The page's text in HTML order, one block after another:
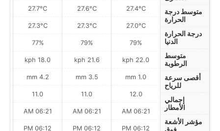
متوسط درجة
الحرارة
درجة الحرارة
الدنيا
متوسط
الرطوبة
أقصى سرعة
للرياح
إجمالي
الأمطار
مؤشر الأشعة
27.4°C
27.0°C
79%
22.0 kph
1.0 mm
12.0
06:21 AM
06:12 PM
27.6°C
27.3°C
79%
21.6 kph
3.5 mm
11.0
06:21 AM
06:12 PM
27.7°C
27.3°C
77%
18.0 kph
4.2 mm
11.0
06:21 AM
06:12 PM